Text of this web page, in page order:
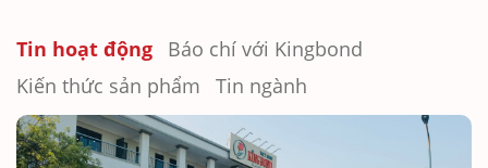
Tin hoạt động
Báo chí với Kingbond
Kiến thức sản phẩm
Tin ngành